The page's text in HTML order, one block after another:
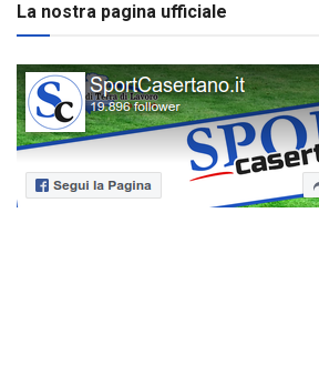
La nostra pagina ufficiale